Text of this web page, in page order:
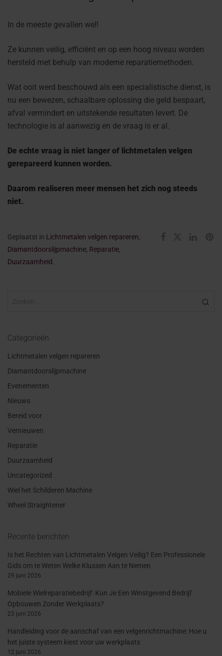
In de meeste gevallen wel!
Ze kunnen veilig, efficiënt en op een hoog niveau worden
hersteld met behulp van moderne reparatiemethoden.
Wat ooit werd beschouwd als een specialistische dienst, is
nu een bewezen, schaalbare oplossing die geld bespaart,
afval vermindert en uitstekende resultaten levert. De
technologie is al aanwezig en de vraag is er al.
De echte vraag is niet langer of lichtmetalen velgen
gerepareerd kunnen worden.
Daarom realiseren meer mensen het zich nog steeds
niet.
Geplaatst in Lichtmetalen velgen repareren,
Diamantdoorslijpmachine, Reparatie,
Duurzaamheid
Categorieën
Lichtmetalen velgen repareren
Diamantdoorslijpmachine
Evenementen
Nieuws
Bereid voor
Vernieuwen
Reparatie
Duurzaamheid
Uncategorized
Wiel het Schilderen Machine
Wheel Straightener
Recente berichten
Is het Rechten van Lichtmetalen Velgen Veilig? Een Professionele
Gids om te Weten Welke Klussen Aan te Nemen
29 juni 2026
Mobiele Wielreparatiebedrijf: Kun Je Een Winstgevend Bedrijf
Opbouwen Zonder Werkplaats?
23 juni 2026
Handleiding voor de aanschaf van een velgenrichtmachine: Hoe u
het juiste systeem kiest voor uw werkplaats
12 juni 2026